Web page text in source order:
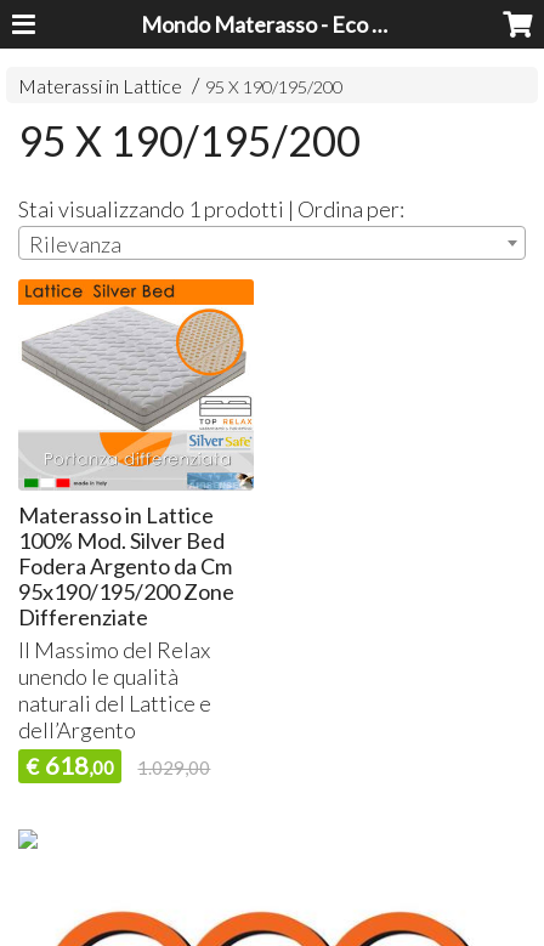
Mondo Materasso - Eco Dreams srl
Materassi in Lattice 95 X 190/195/200
95 X 190/195/200
Stai visualizzando 1 prodotti | Ordina per:
Rilevanza
Materasso in Lattice
100% Mod. Silver Bed
Fodera Argento da Cm
95x190/195/200 Zone
Differenziate
Il Massimo del Relax
unendo le qualità
naturali del Lattice e
dell’Argento
€ 618,00 1.029,00